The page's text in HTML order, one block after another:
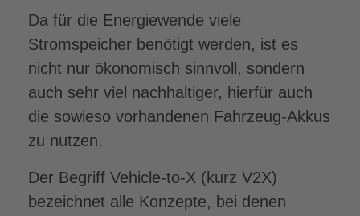
Da für die Energiewende viele
Stromspeicher benötigt werden, ist es
nicht nur ökonomisch sinnvoll, sondern
auch sehr viel nachhaltiger, hierfür auch
die sowieso vorhandenen Fahrzeug-Akkus
zu nutzen.
Der Begriff Vehicle-to-X (kurz V2X)
bezeichnet alle Konzepte, bei denen